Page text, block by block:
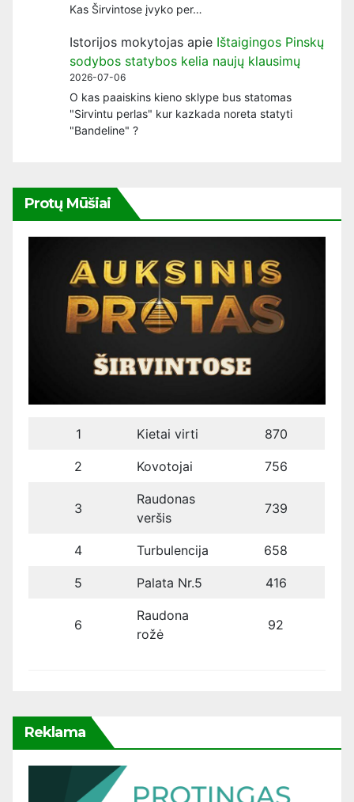
Kas Širvintose įvyko per…
Istorijos mokytojas apie Ištaigingos Pinskų
sodybos statybos kelia naujų klausimų
2026-07-06
O kas paaiskins kieno sklype bus statomas
"Sirvintu perlas" kur kazkada noreta statyti
"Bandeline" ?
Protų Mūšiai
1 Kietai virti 870
2 Kovotojai 756
3
Raudonas
veršis
739
4 Turbulencija 658
5 Palata Nr.5 416
6
Raudona
rožė
92
Reklama